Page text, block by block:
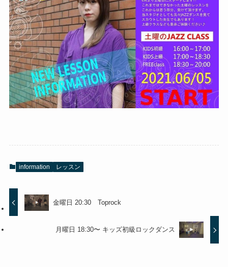
information レッスン
金曜日 20:30 Toprock
月曜日 18:30〜 キッズ初級ロックダンス